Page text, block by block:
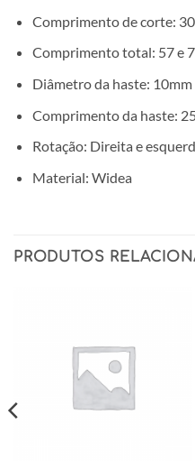
Comprimento de corte:
Comprimento total: 57 e
Diâmetro da haste: 10mm
Comprimento da haste:
Rotação: Direita e
Material: Widea
PRODUTOS